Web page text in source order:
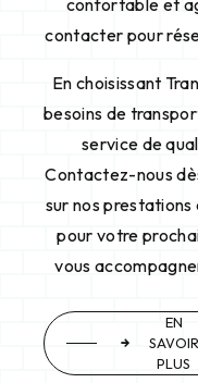
confortable et
contacter pour
En choisissant
besoins de
service de
Contactez-nous
sur nos
pour votre
vous
EN
SAVOIR
PLUS